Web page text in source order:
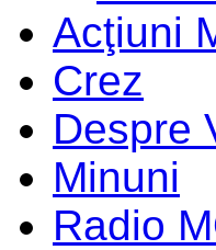
Acţiuni
Crez
Despre
Minuni
Radio